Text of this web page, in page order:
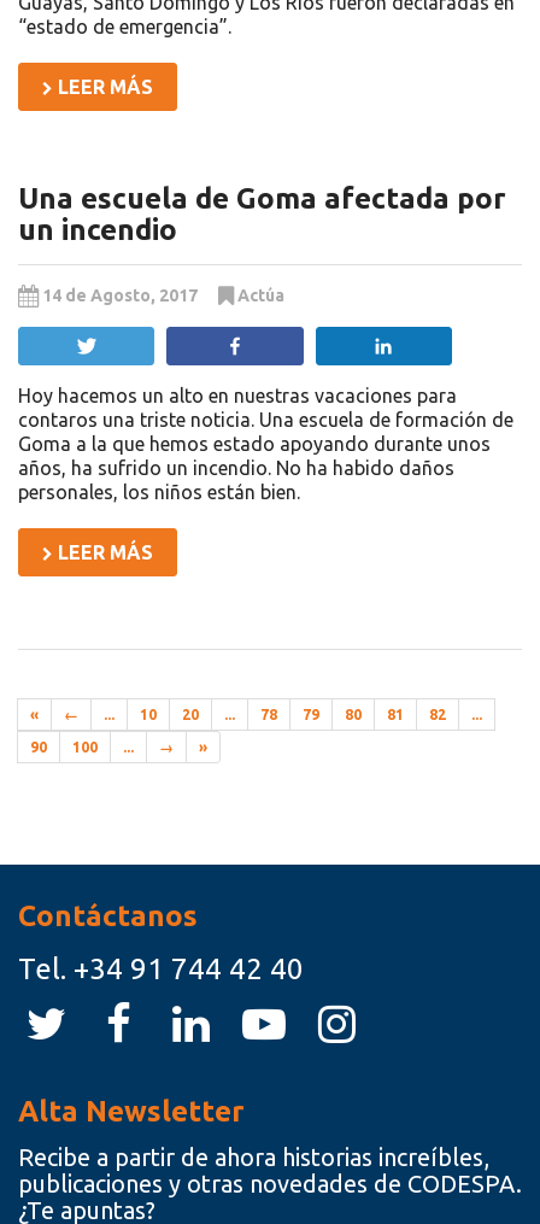
“estado de emergencia”.
LEER MÁS
Una escuela de Goma afectada por
un incendio
14 de Agosto, 2017 Actúa
Hoy hacemos un alto en nuestras vacaciones para
contaros una triste noticia. Una escuela de formación de
Goma a la que hemos estado apoyando durante unos
años, ha sufrido un incendio. No ha habido daños
personales, los niños están bien.
LEER MÁS
« ← ... 10 20 ... 78 79 80 81 82 ...
90 100 ... → »
Contáctanos
Tel. +34 91 744 42 40
Alta Newsletter
Recibe a partir de ahora historias increíbles,
publicaciones y otras novedades de CODESPA.
¿Te apuntas?